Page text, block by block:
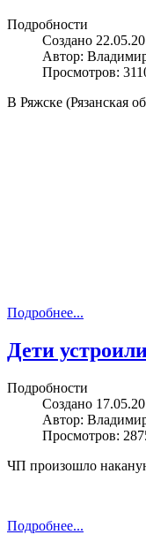
Подробности
Создано
Автор:
Просмотров:
В Ряжске (Рязанская
Подробнее...
Дети
Подробности
Создано
Автор:
Просмотров:
ЧП произошло
Подробнее...